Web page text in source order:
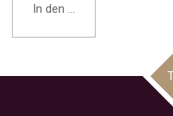
In den Warenkorb